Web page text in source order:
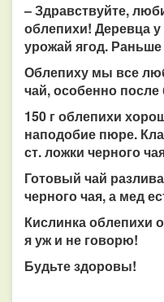
– Здравствуйте,
облепихи! Деревца
урожай ягод.
Облепиху мы все
чай, особенно после
150 г облепихи
наподобие пюре.
ст. ложки черного
Готовый чай
черного чая, а мед
Кислинка облепихи
я уж и не говорю!
Будьте здоровы!